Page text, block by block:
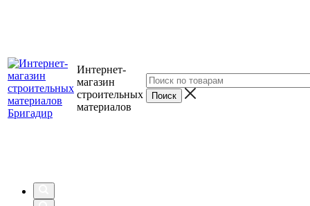
Интернет-
магазин
строительных
материалов